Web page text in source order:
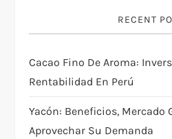
RECENT
Cacao Fino De Aroma:
Rentabilidad En Perú
Yacón: Beneficios, Mercado
Aprovechar Su Demanda